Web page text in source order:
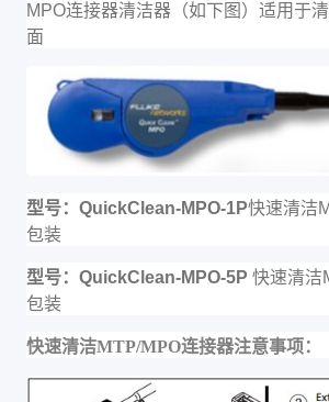
MPO连接器清洁器（如下图）适用于
面
型号： QuickClean-MPO-1P快速清洁
包装
型号： QuickClean-MPO-5P 快速清洁
包装
快速清洁MTP/MPO连接器注意事项：